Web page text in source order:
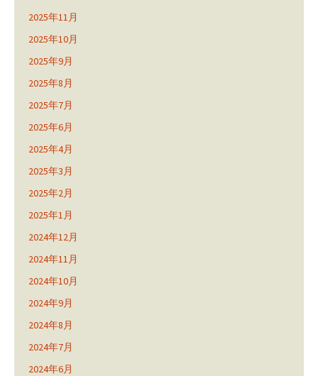
2025年11月
2025年10月
2025年9月
2025年8月
2025年7月
2025年6月
2025年4月
2025年3月
2025年2月
2025年1月
2024年12月
2024年11月
2024年10月
2024年9月
2024年8月
2024年7月
2024年6月